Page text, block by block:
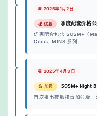
📆 2025年1月2日
💰 优惠 季度配套价格
优惠配套包含 SOSM+（
Coco、MINS 系列
📆 2025年4月3日
💪 加强 SOSM+ Night
首次推出夜服排毒加强版，